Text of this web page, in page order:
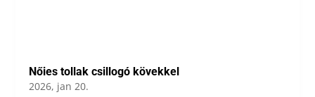
Nőies tollak csillogó kövekkel
2026, jan 20.